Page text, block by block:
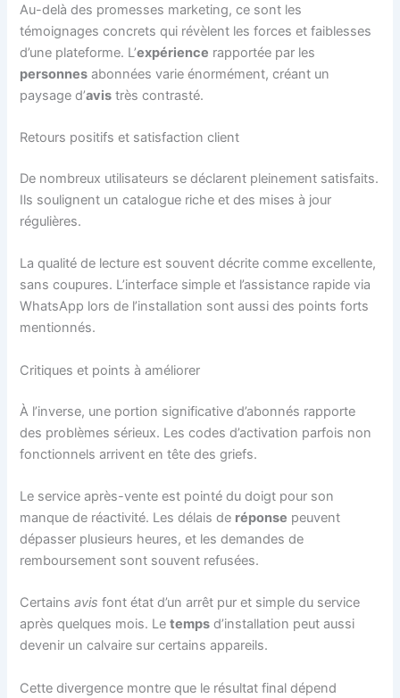
Au-delà des promesses marketing, ce sont les
témoignages concrets qui révèlent les forces et faiblesses
d’une plateforme. L’expérience rapportée par les
personnes abonnées varie énormément, créant un
paysage d’avis très contrasté.
Retours positifs et satisfaction client
De nombreux utilisateurs se déclarent pleinement satisfaits.
Ils soulignent un catalogue riche et des mises à jour
régulières.
La qualité de lecture est souvent décrite comme excellente,
sans coupures. L’interface simple et l’assistance rapide via
WhatsApp lors de l’installation sont aussi des points forts
mentionnés.
Critiques et points à améliorer
À l’inverse, une portion significative d’abonnés rapporte
des problèmes sérieux. Les codes d’activation parfois non
fonctionnels arrivent en tête des griefs.
Le service après-vente est pointé du doigt pour son
manque de réactivité. Les délais de réponse peuvent
dépasser plusieurs heures, et les demandes de
remboursement sont souvent refusées.
Certainsavis font état d’un arrêt pur et simple du service
après quelques mois. Letemps d’installation peut aussi
devenir un calvaire sur certains appareils.
Cette divergence montre que le résultat final dépend